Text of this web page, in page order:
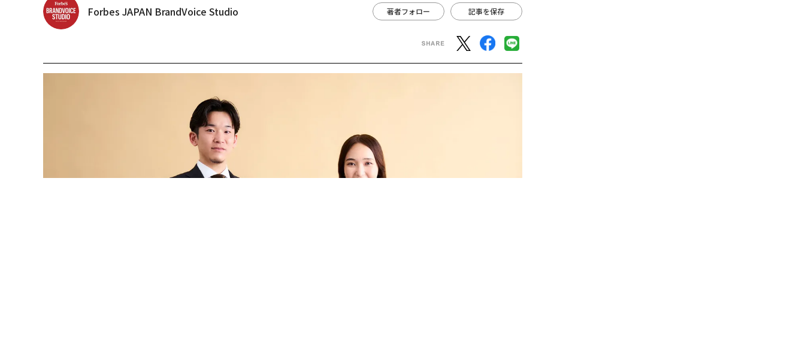
Forbes JAPAN BrandVoice Studio 著者フォロー 記事を保存